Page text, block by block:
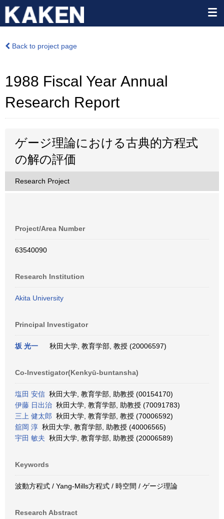
Back to project page
1988 Fiscal Year Annual
Research Report
ゲージ理論における古典的方程式
の解の評価
Research Project
Project/Area Number
63540090
Research Institution
Akita University
Principal Investigator
坂 光一 秋田大学, 教育学部, 教授 (20006597)
Co-Investigator(Kenkyū-buntansha)
塩田 安信 秋田大学, 教育学部, 助教授 (00154170)
伊藤 日出治 秋田大学, 教育学部, 助教授 (70091783)
三上 健太郎 秋田大学, 教育学部, 教授 (70006592)
舘岡 淳 秋田大学, 教育学部, 助教授 (40006565)
宇田 敏夫 秋田大学, 教育学部, 助教授 (20006589)
Keywords
波動方程式 / Yang-Mills方程式 / 時空間 / ゲージ理論
Research Abstract